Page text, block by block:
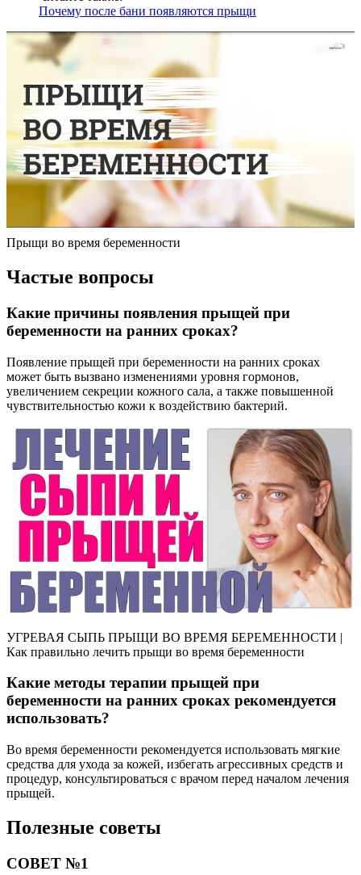
Почему после бани появляются прыщи
Прыщи во время беременности
Частые вопросы
Какие причины появления прыщей при
беременности на ранних сроках?
Появление прыщей при беременности на ранних сроках
может быть вызвано изменениями уровня гормонов,
увеличением секреции кожного сала, а также повышенной
чувствительностью кожи к воздействию бактерий.
УГРЕВАЯ СЫПЬ ПРЫЩИ ВО ВРЕМЯ БЕРЕМЕННОСТИ |
Как правильно лечить прыщи во время беременности
Какие методы терапии прыщей при
беременности на ранних сроках рекомендуется
использовать?
Во время беременности рекомендуется использовать мягкие
средства для ухода за кожей, избегать агрессивных средств и
процедур, консультироваться с врачом перед началом лечения
прыщей.
Полезные советы
СОВЕТ №1